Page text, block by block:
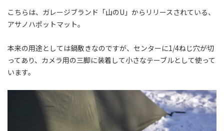
こちらは、ガレージブランド「山のU」からリリースされている、
アサノハポットマット。
本来の用途としては鍋敷きなのですが、センターに1/4ねじ穴が切
ってあり、カメラ用の三脚に装着して小さなテーブルとして使って
います。